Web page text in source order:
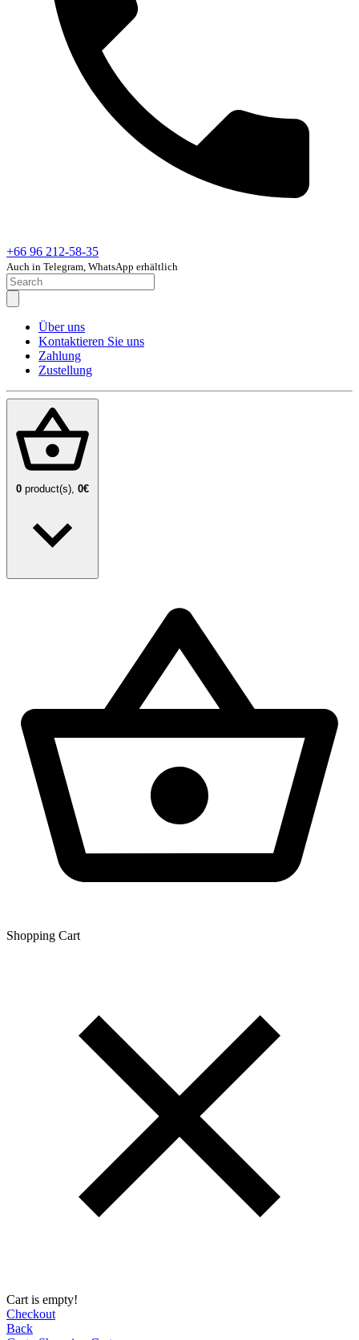
+66 96 212-58-35
Auch in Telegram, WhatsApp erhältlich
Über uns
Kontaktieren Sie uns
Zahlung
Zustellung
0 product(s), 0€
Shopping Сart
Cart is empty!
Checkout
Back